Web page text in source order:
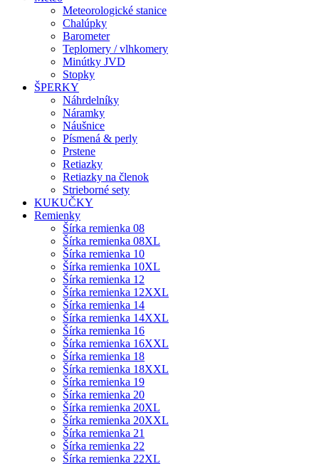
Meteorologické stanice
Chalúpky
Barometer
Teplomery / vlhkomery
Minútky JVD
Stopky
ŠPERKY
Náhrdelníky
Náramky
Náušnice
Písmená & perly
Prstene
Retiazky
Retiazky na členok
Strieborné sety
KUKUČKY
Remienky
Šírka remienka 08
Šírka remienka 08XL
Šírka remienka 10
Šírka remienka 10XL
Šírka remienka 12
Šírka remienka 12XXL
Šírka remienka 14
Šírka remienka 14XXL
Šírka remienka 16
Šírka remienka 16XXL
Šírka remienka 18
Šírka remienka 18XXL
Šírka remienka 19
Šírka remienka 20
Šírka remienka 20XL
Šírka remienka 20XXL
Šírka remienka 21
Šírka remienka 22
Šírka remienka 22XL